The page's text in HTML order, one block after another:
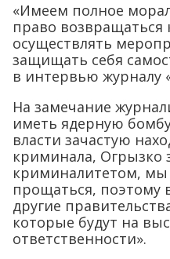
«Имеем полное
право возвращаться
осуществлять
защищать себя
в интервью журналу
На замечание
иметь ядерную бомбу
власти зачастую
криминала, Огрызко
криминалитетом,
прощаться, поэтому
другие
которые будут на
ответственности».